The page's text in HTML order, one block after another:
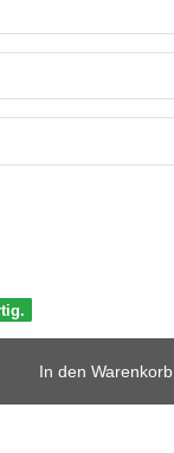
In den Warenkorb